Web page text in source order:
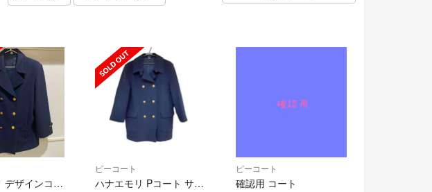
ハナエモリ デザインコート ⚠︎記名あり
ピーコート
ハナエモリ Pコート サイズ165A レディース
ピーコート
確認用 コート